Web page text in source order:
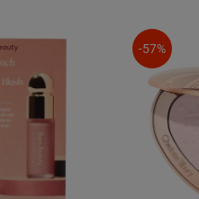
-57%